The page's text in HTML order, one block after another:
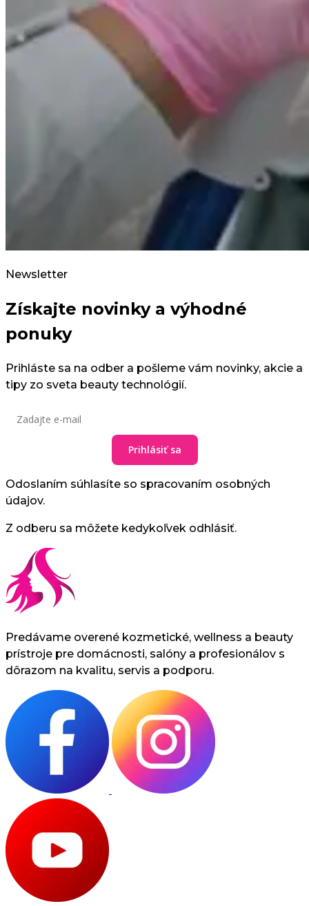
Newsletter
Získajte novinky a výhodné
ponuky
Prihláste sa na odber a pošleme vám novinky, akcie a
tipy zo sveta beauty technológií.
Prihlásiť sa
Odoslaním súhlasíte so spracovaním osobných
údajov.
Z odberu sa môžete kedykoľvek odhlásiť.
Predávame overené kozmetické, wellness a beauty
prístroje pre domácnosti, salóny a profesionálov s
dôrazom na kvalitu, servis a podporu.